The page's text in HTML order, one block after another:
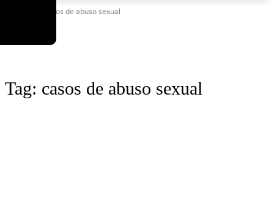
Casos de abuso sexual
Tag: casos de abuso sexual